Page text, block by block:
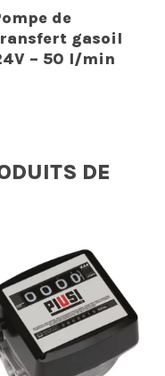
de
gasoil
– 50 l/min
DE